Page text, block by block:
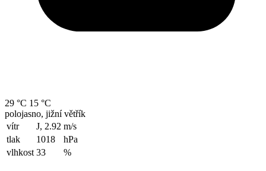
29 °C 15 °C
polojasno, jižní větřík
vítr
J, 2.92 m/s
tlak
1018
hPa
vlhkost 33 %